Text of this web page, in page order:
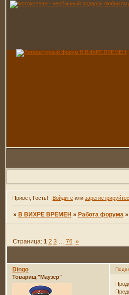
Привет, Гость! Войдитеили
» В ВИХРЕ ВРЕМЕН » Работа форума »
Страница: 1 2 3 … 76 »
Dingo
Товарищ "Маузер"